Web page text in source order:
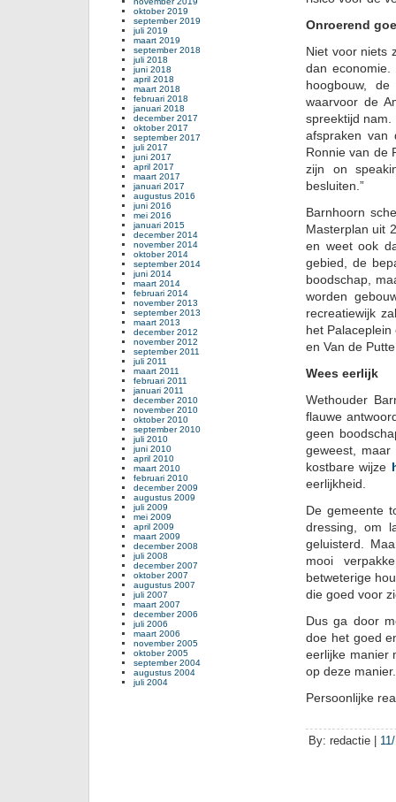
Onroerend
Niet voor niets
dan
hoogbouw,
waarvoor de
spreektijd
afspraken van
Ronnie van de
zijn on
besluiten.”
Barnhoorn
Masterplan uit
en weet ook
gebied, de
boodschap,
worden
recreatiewijk
het
en Van de
Wees eerlijk
Wethouder
flauwe
geen
geweest,
kostbare wijze
eerlijkheid.
De gemeente
dressing, om
geluisterd.
mooi
betweterige
die goed voor
Dus ga door
doe het goed
eerlijke manier
op deze manier.
Persoonlijke
By: redactie |
oktober 2019
september 2019
juli 2019
maart 2019
september 2018
juli 2018
juni 2018
april 2018
maart 2018
februari 2018
januari 2018
december 2017
oktober 2017
september 2017
juli 2017
juni 2017
april 2017
maart 2017
januari 2017
augustus 2016
juni 2016
mei 2016
januari 2015
december 2014
november 2014
oktober 2014
september 2014
juni 2014
maart 2014
februari 2014
november 2013
september 2013
maart 2013
december 2012
november 2012
september 2011
juli 2011
maart 2011
februari 2011
januari 2011
december 2010
november 2010
oktober 2010
september 2010
juli 2010
juni 2010
april 2010
maart 2010
februari 2010
december 2009
augustus 2009
juli 2009
mei 2009
april 2009
maart 2009
december 2008
juli 2008
december 2007
oktober 2007
augustus 2007
juli 2007
maart 2007
december 2006
juli 2006
maart 2006
november 2005
oktober 2005
september 2004
augustus 2004
juli 2004